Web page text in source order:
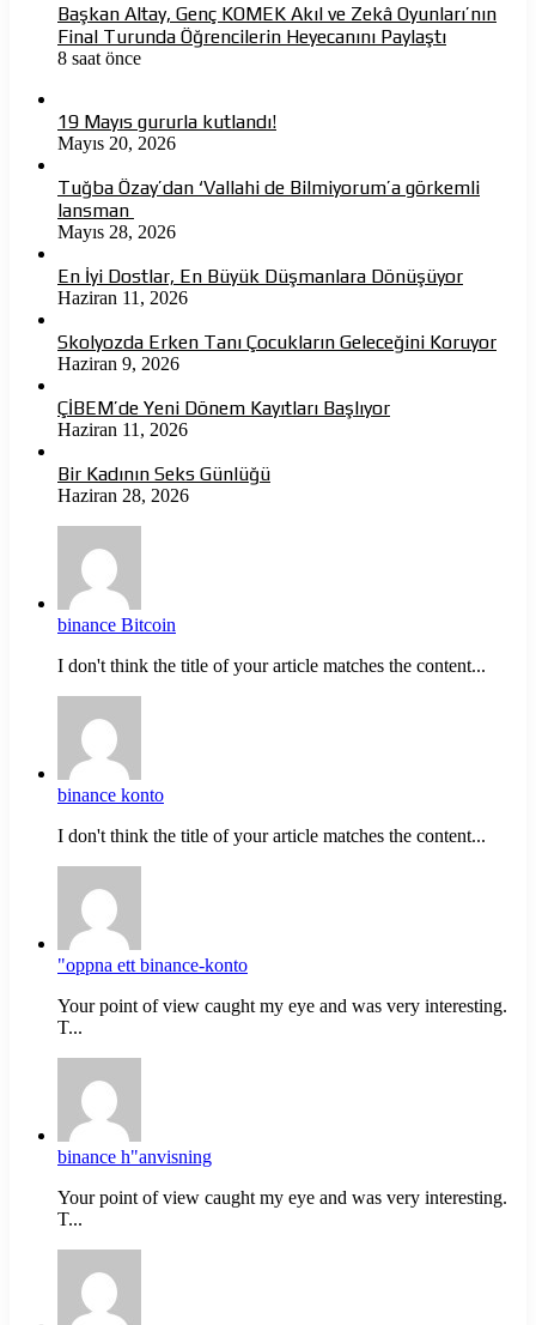
Başkan Altay, Genç KOMEK Akıl ve Zekâ Oyunları’nın
Final Turunda Öğrencilerin Heyecanını Paylaştı
8 saat önce
19 Mayıs gururla kutlandı!
Mayıs 20, 2026
Tuğba Özay’dan ‘Vallahi de Bilmiyorum’a görkemli
lansman
Mayıs 28, 2026
En İyi Dostlar, En Büyük Düşmanlara Dönüşüyor
Haziran 11, 2026
Skolyozda Erken Tanı Çocukların Geleceğini Koruyor
Haziran 9, 2026
ÇİBEM’de Yeni Dönem Kayıtları Başlıyor
Haziran 11, 2026
Bir Kadının Seks Günlüğü
Haziran 28, 2026
binance Bitcoin
I don't think the title of your article matches the content...
binance konto
I don't think the title of your article matches the content...
"oppna ett binance-konto
Your point of view caught my eye and was very interesting.
T...
binance h"anvisning
Your point of view caught my eye and was very interesting.
T...